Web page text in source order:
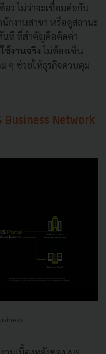
ยว ไม่ว่าจะเชื่อมต่อกับ
นักงานสาขา หรือดูสถานะ
นที ที่สำคัญคือคิดค่า
ช้งานจริง ไม่ต้องเซ็น
ๆ ช่วยให้ธุรกิจควบคุม
Business Network